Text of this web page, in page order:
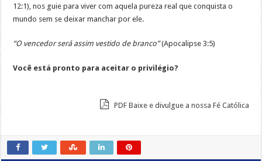
12:1), nos guie para viver com aquela pureza real que conquista o
mundo sem se deixar manchar por ele.
“O vencedor será assim vestido de branco”(Apocalipse 3:5)
Você está pronto para aceitar o privilégio?
PDF Baixe e divulgue a nossa Fé Católica